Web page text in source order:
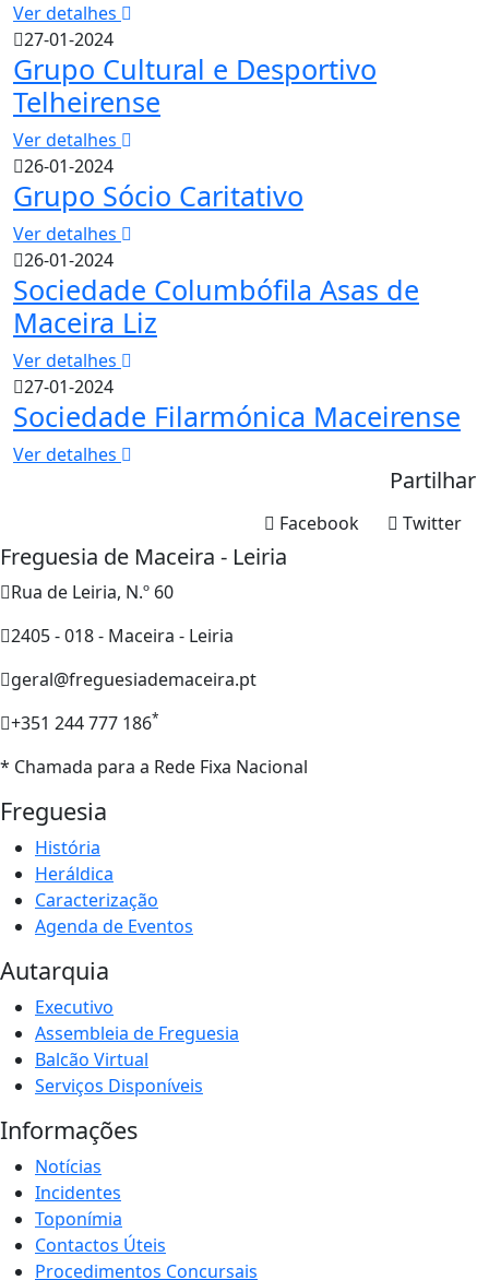
Ver detalhes
27-01-2024
Grupo Cultural e Desportivo
Telheirense
Ver detalhes
26-01-2024
Grupo Sócio Caritativo
Ver detalhes
26-01-2024
Sociedade Columbófila Asas de
Maceira Liz
Ver detalhes
27-01-2024
Sociedade Filarmónica Maceirense
Ver detalhes
Partilhar
Twitter
Facebook
Freguesia de Maceira - Leiria
Rua de Leiria, N.º 60
2405 - 018 - Maceira - Leiria
geral@freguesiademaceira.pt
+351 244 777 186*
* Chamada para a Rede Fixa Nacional
Freguesia
História
Heráldica
Caracterização
Agenda de Eventos
Autarquia
Executivo
Assembleia de Freguesia
Balcão Virtual
Serviços Disponíveis
Informações
Notícias
Incidentes
Toponímia
Contactos Úteis
Procedimentos Concursais